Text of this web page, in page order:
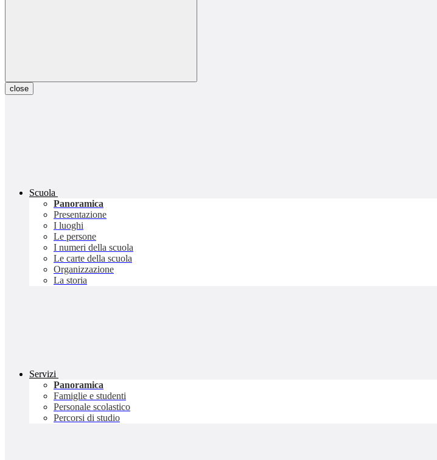
close
Scuola
Panoramica
Presentazione
I luoghi
Le persone
I numeri della scuola
Le carte della scuola
Organizzazione
La storia
Servizi
Panoramica
Famiglie e studenti
Personale scolastico
Percorsi di studio